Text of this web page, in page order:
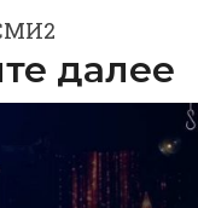
далее